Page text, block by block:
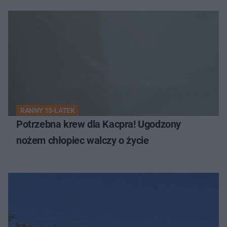
RANNY 15-LATEK
Potrzebna krew dla Kacpra! Ugodzony
nożem chłopiec walczy o życie